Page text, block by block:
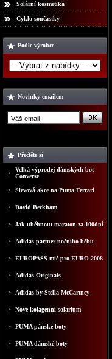
Solární kosmetika
Cyklo součástky
Podle výrobce
Novinky emailem
Přečtěte si
Velká výprodej dámských bot
Converse
Slevová akce na Puma Ferrari
David Beckham
Jak uběhnout maraton za 100dní
Adidas partner nočního běhu
EUROPASS mič pro EURO 2008
Adidas Originals
Adidas by Stella McCartney
Nové kolagenní solarium
PUMA pánské boty
PUMA dámské boty